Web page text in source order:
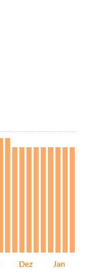
Dez Jan